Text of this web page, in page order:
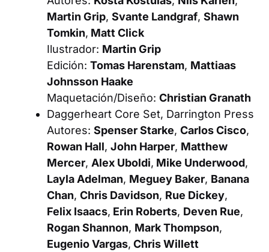
Martin Grip, Svante Landgraf, Shawn
Tomkin, Matt Click
Ilustrador: Martin Grip
Edición: Tomas Harenstam, Mattiaas
Johnsson Haake
Maquetación/Diseño: Christian Granath
Daggerheart Core Set, Darrington Press
Autores: Spenser Starke, Carlos Cisco,
Rowan Hall, John Harper, Matthew
Mercer, Alex Uboldi, Mike Underwood,
Layla Adelman, Meguey Baker, Banana
Chan, Chris Davidson, Rue Dickey,
Felix Isaacs, Erin Roberts, Deven Rue,
Rogan Shannon, Mark Thompson,
Eugenio Vargas, Chris Willett